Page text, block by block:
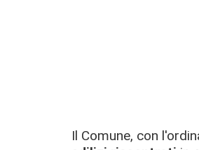
Il Comune, con